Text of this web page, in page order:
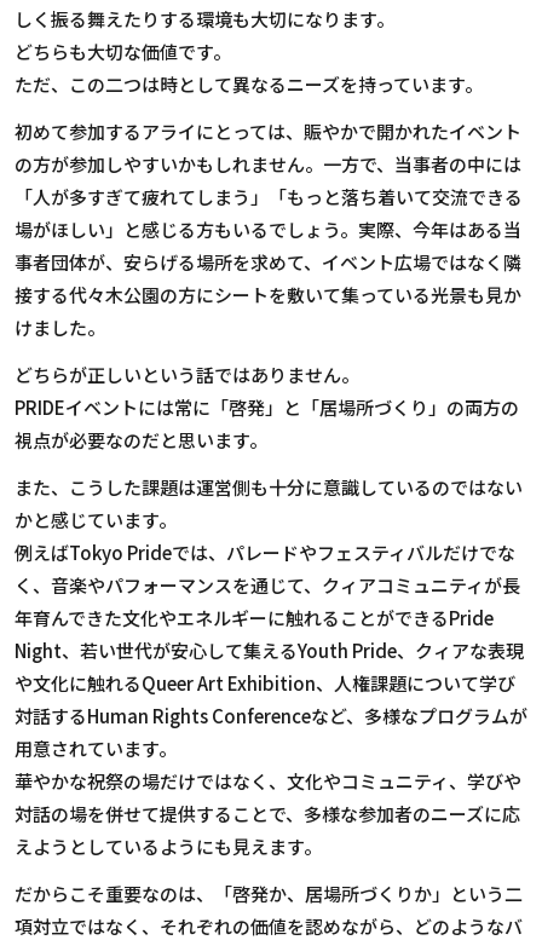
しく振る舞えたりする環境も大切になります。
どちらも大切な価値です。
ただ、この二つは時として異なるニーズを持っています。
初めて参加するアライにとっては、賑やかで開かれたイベント
の方が参加しやすいかもしれません。一方で、当事者の中には
「人が多すぎて疲れてしまう」「もっと落ち着いて交流できる
場がほしい」と感じる方もいるでしょう。実際、今年はある当
事者団体が、安らげる場所を求めて、イベント広場ではなく隣
接する代々木公園の方にシートを敷いて集っている光景も見か
けました。
どちらが正しいという話ではありません。
PRIDEイベントには常に「啓発」と「居場所づくり」の両方の
視点が必要なのだと思います。
また、こうした課題は運営側も十分に意識しているのではない
かと感じています。
例えばTokyo Prideでは、パレードやフェスティバルだけでな
く、音楽やパフォーマンスを通じて、クィアコミュニティが長
年育んできた文化やエネルギーに触れることができるPride
Night、若い世代が安心して集えるYouth Pride、クィアな表現
や文化に触れるQueer Art Exhibition、人権課題について学び
対話するHuman Rights Conferenceなど、多様なプログラムが
用意されています。
華やかな祝祭の場だけではなく、文化やコミュニティ、学びや
対話の場を併せて提供することで、多様な参加者のニーズに応
えようとしているようにも見えます。
だからこそ重要なのは、「啓発か、居場所づくりか」という二
項対立ではなく、それぞれの価値を認めながら、どのようなバ